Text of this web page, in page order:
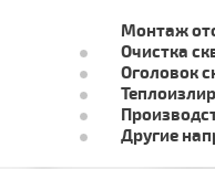
Монтаж
Очистка
Оголовок
Другие